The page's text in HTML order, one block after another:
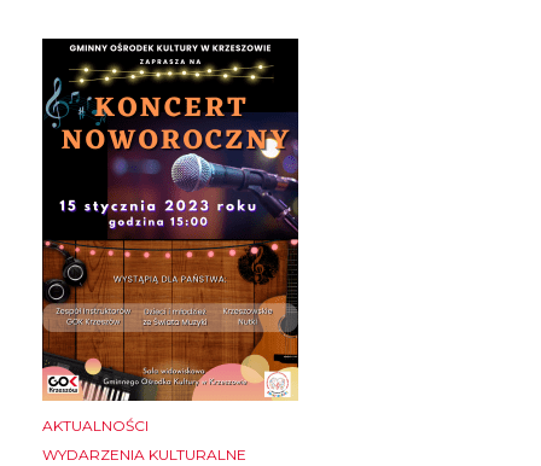
AKTUALNOŚCI
WYDARZENIA KULTURALNE